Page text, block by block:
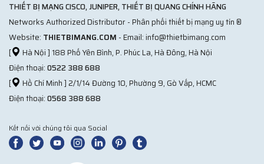
THIẾT BỊ MẠNG CISCO, JUNIPER, THIẾT BỊ QUANG CHÍNH HÃNG
Networks Authorized Distributor - Phân phối thiết bị mạng uy tín ®
Website: THIETBIMANG.COM - Email: info@thietbimang.com
[
Hà Nội ] 188 Phố Yên Bình, P. Phúc La, Hà Đông, Hà Nội
Điện thoại:0522 388 688
[
Hồ Chí Minh ] 2/1/14 Đường 10, Phường 9, Gò Vấp, HCMC
Điện thoại:0568 388 688
Kết nối với chúng tôi qua Social